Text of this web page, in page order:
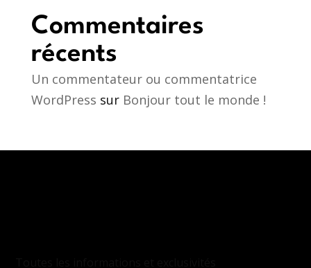
Commentaires
récents
Un commentateur ou commentatrice
WordPress sur Bonjour tout le monde !